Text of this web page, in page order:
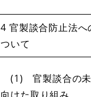
4 官製談合防止法へ
ついて
(1) 官製談合の未